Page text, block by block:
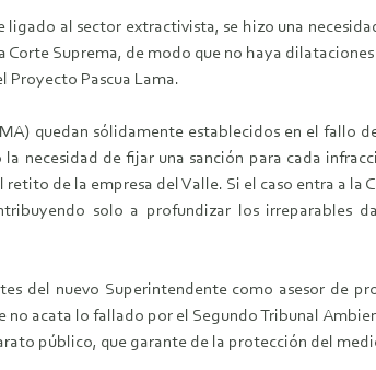
al sector extractivista, se hizo una
Suprema, de modo que no haya
Proyecto Pascua Lama.
quedan sólidamente establecidos en el fallo
de fijar una sanción para cada
de la empresa del Valle. Si el caso entra a la
solo a profundizar los irreparables
del nuevo Superintendente como asesor de
no acata lo fallado por el Segundo Tribunal
público, que garante de la protección del